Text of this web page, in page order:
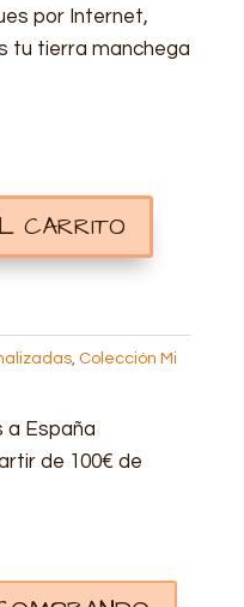
por Internet,
tu tierra manchega
CARRITO
, Colección Mi
a España
de 100€ de